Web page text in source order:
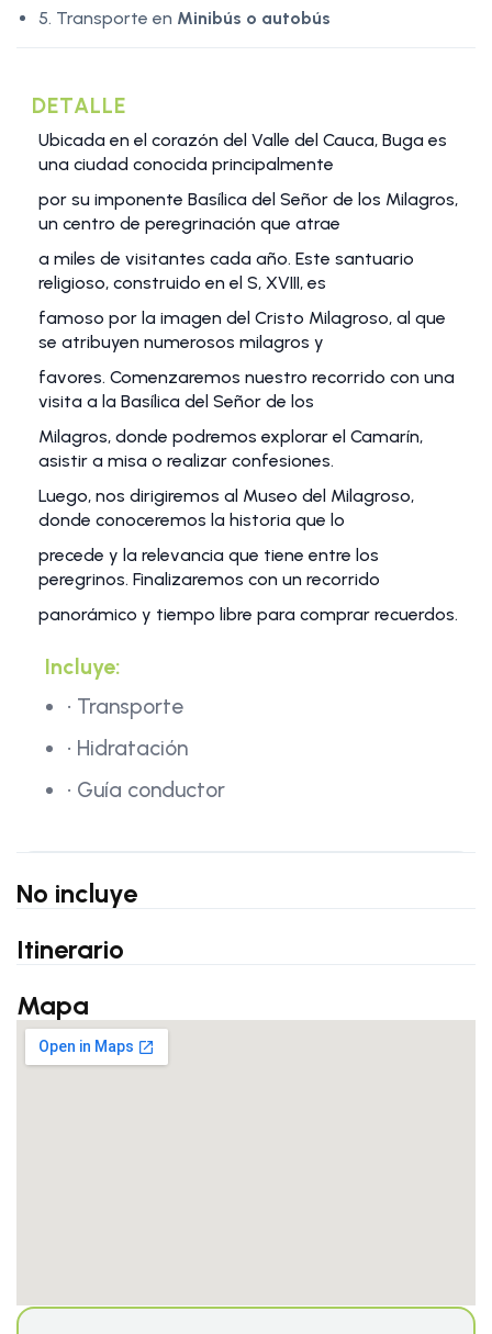
5. Transporte en Minibús o autobús
DETALLE
Ubicada en el corazón del Valle del Cauca, Buga es
una ciudad conocida principalmente
por su imponente Basílica del Señor de los Milagros,
un centro de peregrinación que atrae
a miles de visitantes cada año. Este santuario
religioso, construido en el S, XVIII, es
famoso por la imagen del Cristo Milagroso, al que
se atribuyen numerosos milagros y
favores. Comenzaremos nuestro recorrido con una
visita a la Basílica del Señor de los
Milagros, donde podremos explorar el Camarín,
asistir a misa o realizar confesiones.
Luego, nos dirigiremos al Museo del Milagroso,
donde conoceremos la historia que lo
precede y la relevancia que tiene entre los
peregrinos. Finalizaremos con un recorrido
panorámico y tiempo libre para comprar recuerdos.
Incluye:
• Transporte
• Hidratación
• Guía conductor
No incluye
Itinerario
Mapa